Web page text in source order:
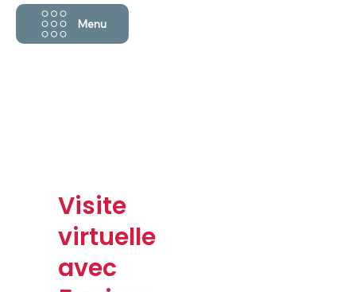
Menu
Visite
virtuelle
avec